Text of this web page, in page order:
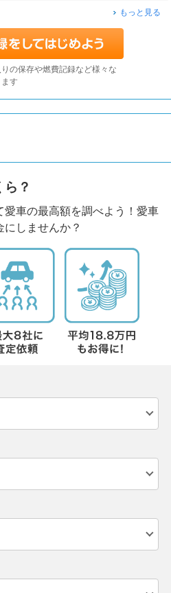
もっと見る
の保存や燃費記録など様々な
す
？
愛車の最高額を調べよう！愛車
にしませんか？